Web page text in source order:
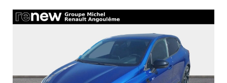
MICROCAR
PROFESSIONAL
GROUPE
MICHEL
ACADÉMIE
GROUPE
MICHEL